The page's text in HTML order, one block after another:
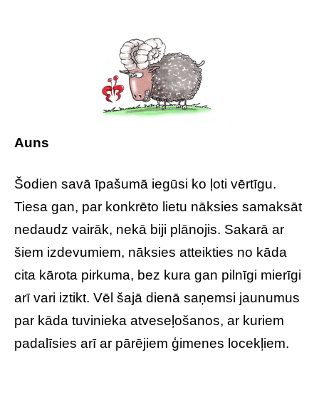
Auns
Šodien savā īpašumā iegūsi ko ļoti vērtīgu.
Tiesa gan, par konkrēto lietu nāksies samaksāt
nedaudz vairāk, nekā biji plānojis. Sakarā ar
šiem izdevumiem, nāksies atteikties no kāda
cita kārota pirkuma, bez kura gan pilnīgi mierīgi
arī vari iztikt. Vēl šajā dienā saņemsi jaunumus
par kāda tuvinieka atveseļošanos, ar kuriem
padalīsies arī ar pārējiem ģimenes locekļiem.